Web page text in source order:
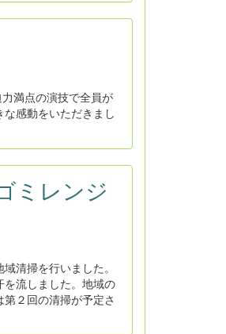
満点の演技で全員が
感動をいただきまし
ミレンジ
清掃を行いました。
流しました。地域の
２回の清掃が予定さ